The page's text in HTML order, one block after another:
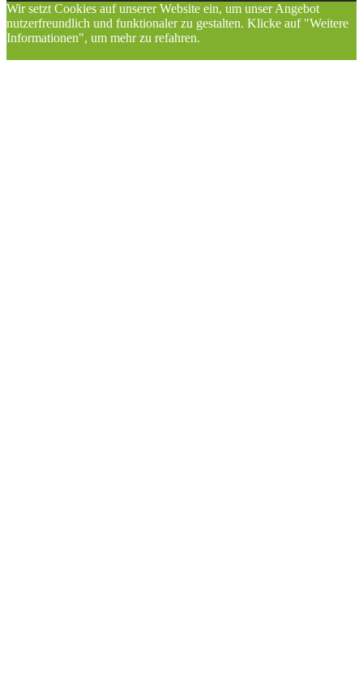
Wir setzt Cookies auf unserer Website ein, um unser Angebot
nutzerfreundlich und funktionaler zu gestalten. Klicke auf "Weitere
Informationen", um mehr zu refahren.